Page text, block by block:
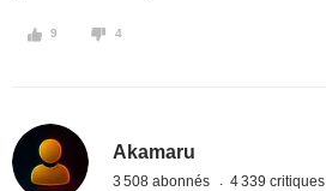
9 4
Akamaru
3 508 abonnés 4 339 critiques